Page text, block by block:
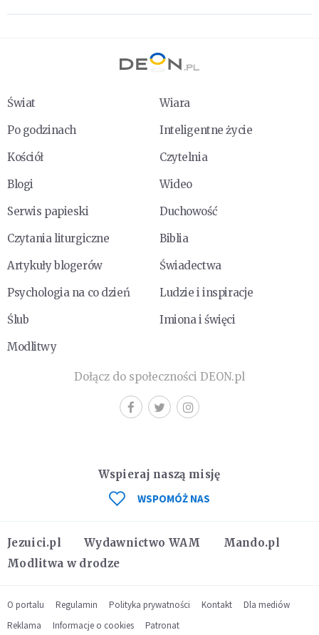
Świat
Wiara
Po godzinach
Inteligentne życie
Kościół
Czytelnia
Blogi
Wideo
Serwis papieski
Duchowość
Czytania liturgiczne
Biblia
Artykuły blogerów
Świadectwa
Psychologia na co dzień
Ludzie i inspiracje
Ślub
Imiona i święci
Modlitwy
Dołącz do społeczności DEON.pl
Jezuici.pl Wydawnictwo WAM
Mando.pl
Modlitwa w drodze
Wspieraj naszą misję
WSPOMÓŻ NAS
O portalu Regulamin Polityka prywatności Kontakt
Dla mediów
Reklama
Informacje o cookies Patronat